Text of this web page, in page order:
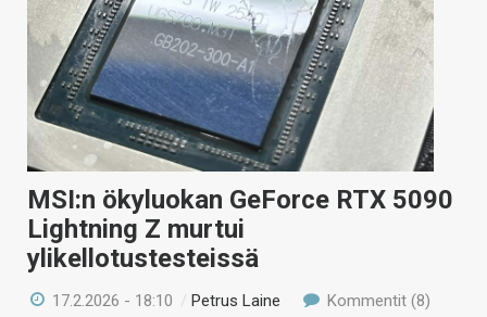
MSI:n ökyluokan GeForce RTX 5090
Lightning Z murtui
ylikellotustesteissä
17.2.2026 - 18:10 / Petrus Laine Kommentit (8)